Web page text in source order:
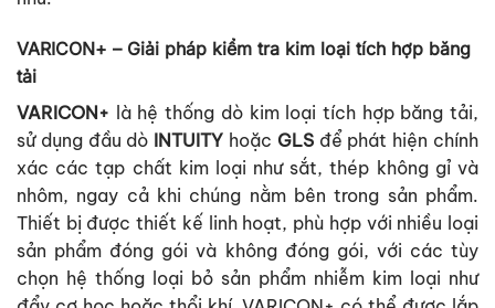
VARICON+ – Giải pháp kiểm tra kim loại tích hợp băng
tải
VARICON+ là hệ thống dò kim loại tích hợp băng tải,
sử dụng đầu dò INTUITY hoặc GLSđể phát hiện chính
xác các tạp chất kim loại như sắt, thép không gỉ và
nhôm, ngay cả khi chúng nằm bên trong sản phẩm.
Thiết bị được thiết kế linh hoạt, phù hợp với nhiều loại
sản phẩm đóng gói và không đóng gói, với các tùy
chọn hệ thống loại bỏ sản phẩm nhiễm kim loại như